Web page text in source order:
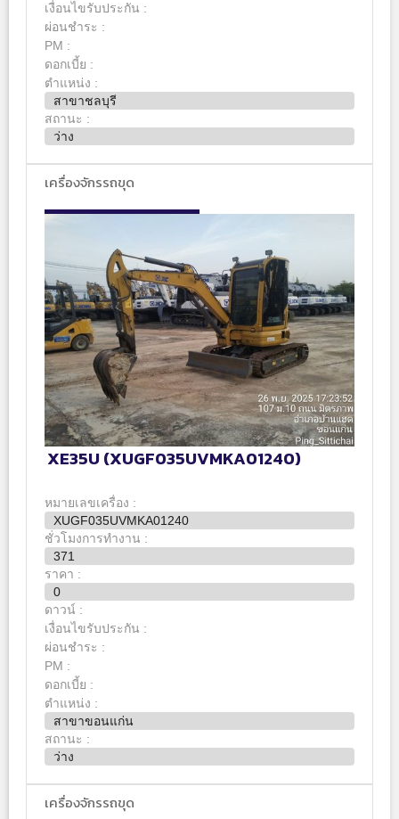
เงื่อนไขรับประกัน :
ผ่อนชำระ :
PM :
ดอกเบี้ย :
ตำแหน่ง :
สาขาชลบุรี
สถานะ :
ว่าง
เครื่องจักรรถขุด
XE35U (XUGF035UVMKA01240)
หมายเลขเครื่อง :
XUGF035UVMKA01240
ชั่วโมงการทำงาน :
371
ราคา :
0
ดาวน์ :
เงื่อนไขรับประกัน :
ผ่อนชำระ :
PM :
ดอกเบี้ย :
ตำแหน่ง :
สาขาขอนแก่น
สถานะ :
ว่าง
เครื่องจักรรถขุด